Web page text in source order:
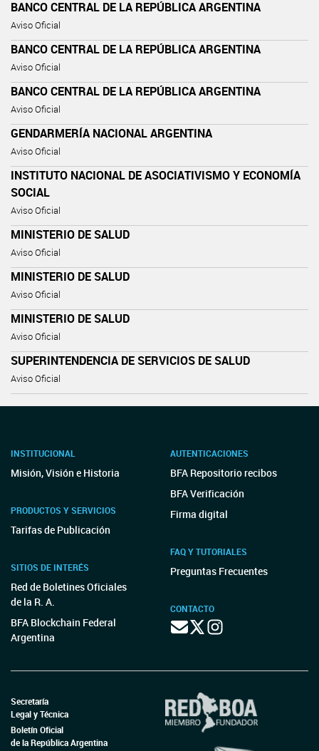
BANCO CENTRAL DE LA REPÚBLICA ARGENTINA
Aviso Oficial
BANCO CENTRAL DE LA REPÚBLICA ARGENTINA
Aviso Oficial
BANCO CENTRAL DE LA REPÚBLICA ARGENTINA
Aviso Oficial
GENDARMERÍA NACIONAL ARGENTINA
Aviso Oficial
INSTITUTO NACIONAL DE ASOCIATIVISMO Y ECONOMÍA
SOCIAL
Aviso Oficial
MINISTERIO DE SALUD
Aviso Oficial
MINISTERIO DE SALUD
Aviso Oficial
MINISTERIO DE SALUD
Aviso Oficial
SUPERINTENDENCIA DE SERVICIOS DE SALUD
Aviso Oficial
INSTITUCIONAL
Misión, Visión e Historia
PRODUCTOS Y SERVICIOS
Tarifas de Publicación
SITIOS DE INTERÉS
Red de Boletines Oficiales
de la R. A.
BFA Blockchain Federal
Argentina
AUTENTICACIONES
BFA Repositorio recibos
BFA Verificación
Firma digital
FAQ Y TUTORIALES
Preguntas Frecuentes
CONTACTO
Secretaría
Legal y Técnica
Boletín Oficial
de la República Argentina